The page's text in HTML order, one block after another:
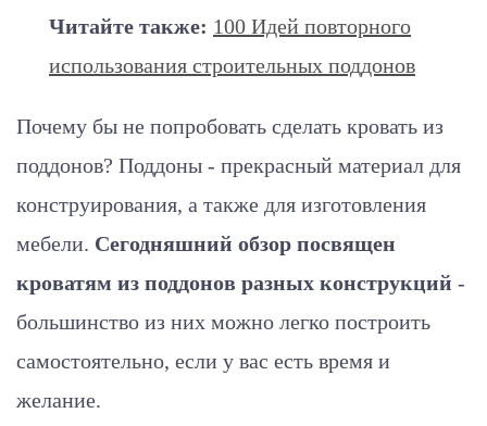
Читайте также: 100 Идей повторного
использования строительных поддонов
Почему бы не попробовать сделать кровать из
поддонов? Поддоны - прекрасный материал для
конструирования, а также для изготовления
мебели. Сегодняшний обзор посвящен
кроватям из поддонов разных конструкций -
большинство из них можно легко построить
самостоятельно, если у вас есть время и
желание.